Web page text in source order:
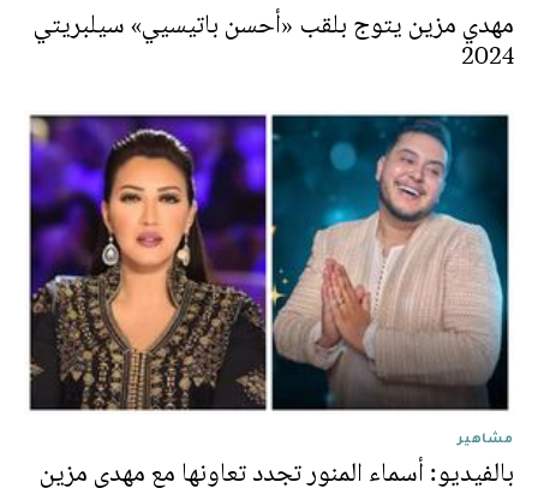
مهدي مزين يتوج بلقب «أحسن باتيسيي» سيلبريتي
2024
مشاهير
بالفيديو: أسماء المنور تجدد تعاونها مع مهدي مزين